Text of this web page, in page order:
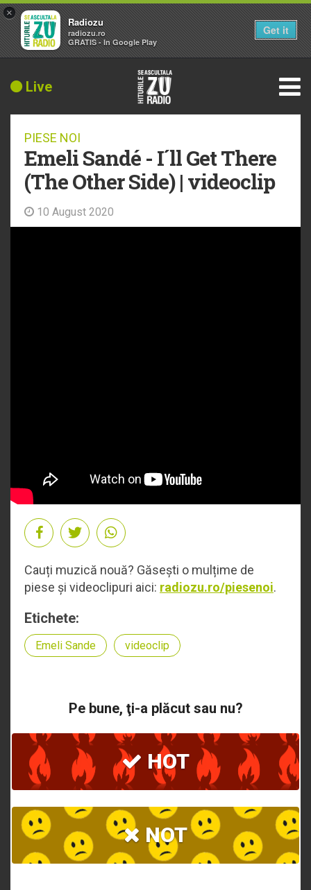
Live
PIESE NOI
Emeli Sandé - I´ll Get There
(The Other Side) | videoclip
10 August 2020
Cauți muzică nouă? Găsești o mulțime de
piese și videoclipuri aici: radiozu.ro/piesenoi.
Etichete:
Emeli Sande videoclip
Pe bune, ţi-a plăcut sau nu?
HOT
NOT
×
Radiozu
radiozu.ro
GRATIS - In Google Play
Get it